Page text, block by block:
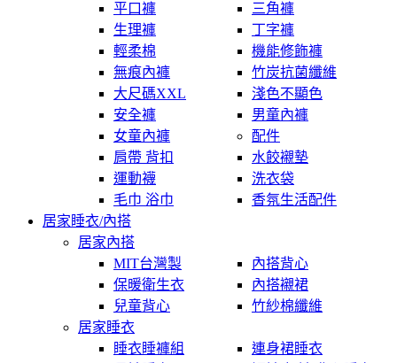
平口褲
三角褲
生理褲
丁字褲
輕柔棉
機能修飾褲
無痕內褲
竹炭抗菌纖維
大尺碼XXL
淺色不顯色
安全褲
男童內褲
女童內褲
配件
肩帶 背扣
水餃襯墊
運動襪
洗衣袋
毛巾 浴巾
香氛生活配件
居家睡衣/內搭
居家內搭
MIT台灣製
內搭背心
保暖衛生衣
內搭襯裙
兒童背心
竹紗棉纖維
居家睡衣
睡衣睡褲組
連身裙睡衣